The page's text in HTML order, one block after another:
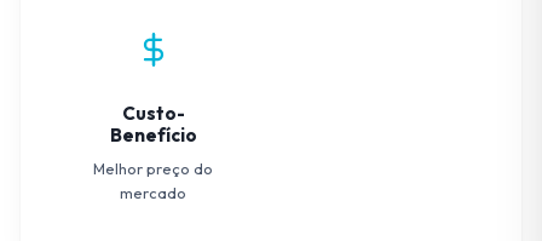
Custo-
Benefício
Melhor preço do
mercado